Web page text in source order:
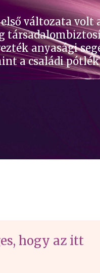
változata volt
anyasági
a családi
hogy az itt